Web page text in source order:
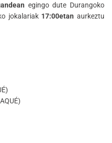
egingo dute Durangoko
jokalariak 17:00etan aurkeztu